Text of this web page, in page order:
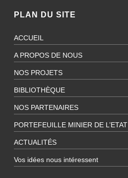
PLAN DU SITE
ACCUEIL
A PROPOS DE NOUS
NOS PROJETS
BIBLIOTHÈQUE
NOS PARTENAIRES
PORTEFEUILLE MINIER DE L’ETAT
ACTUALITÉS
Vos idées nous intéressent